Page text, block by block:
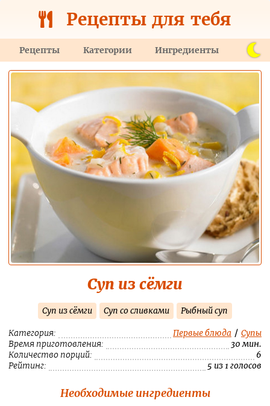
Рецепты для тебя
Рецепты Категории Ингредиенты
Суп из сёмги
Суп из сёмги Суп со сливками Рыбный суп
Категория: Первые блюда / Супы
Время приготовления:
30 мин.
Количество порций:
6
Рейтинг:
5 из 1 голосов
Необходимые ингредиенты